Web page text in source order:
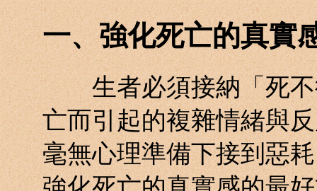
一、強化死亡的真實
生者必須接納「死不
亡而引起的複雜情緒與
毫無心理準備下接到惡